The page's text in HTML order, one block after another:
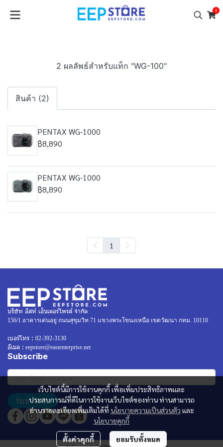
0
2 ผลลัพธ์สำหรับแท็ก "WG-100"
สินค้า (2)
PENTAX WG-1000
฿8,890
PENTAX WG-1000
฿8,890
1
เว็บไซต์นี้มีการใช้งานคุกกี้ เพื่อเพิ่มประสิทธิภาพและ
ประสบการณ์ที่ดีในการใช้งานเว็บไซต์ของท่าน ท่านสามารถ
อ่านรายละเอียดเพิ่มเติมได้ที่ นโยบายความเป็นส่วนตัว และ
นโยบายคุกกี้
ตั้งค่าคุกกี้ ยอมรับทั้งหมด
บริษัท อิสท์ เอ็นเตอร์ไพรส์ จำกัด
156/1 อาคารเด่นอยู่ ถนนสุขุมวิท 71 แขวงพระโขนงเหนือ เขตวัฒนา กทม. 10110
เบอร์โทร : 02-392-3130
อีเมล : eepstore@eastenterprise.net
Subscribe
รับข่าวสาร